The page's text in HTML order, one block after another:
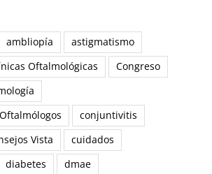
ambliopía
astigmatismo
Oftalmológicas
Congreso
conjuntivitis
Vista
cuidados
diabetes
dmae